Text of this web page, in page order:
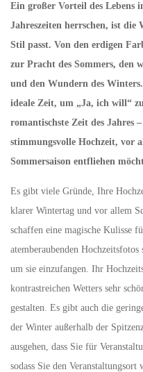
Ein großer Vorteil des Lebens
Jahreszeiten herrschen, ist
Stil passt. Von den erdigen
zur Pracht des Sommers, den
und den Wundern des
ideale Zeit, um „Ja, ich will“
romantischste Zeit des Jahres
stimmungsvolle Hochzeit, vor
Sommersaison entfliehen
Es gibt viele Gründe, Ihre
klarer Wintertag und vor allem
schaffen eine magische Kulisse
atemberaubenden
um sie einzufangen. Ihr
kontrastreichen Wetters sehr
gestalten. Es gibt auch die
der Winter außerhalb der
ausgehen, dass Sie für
sodass Sie den